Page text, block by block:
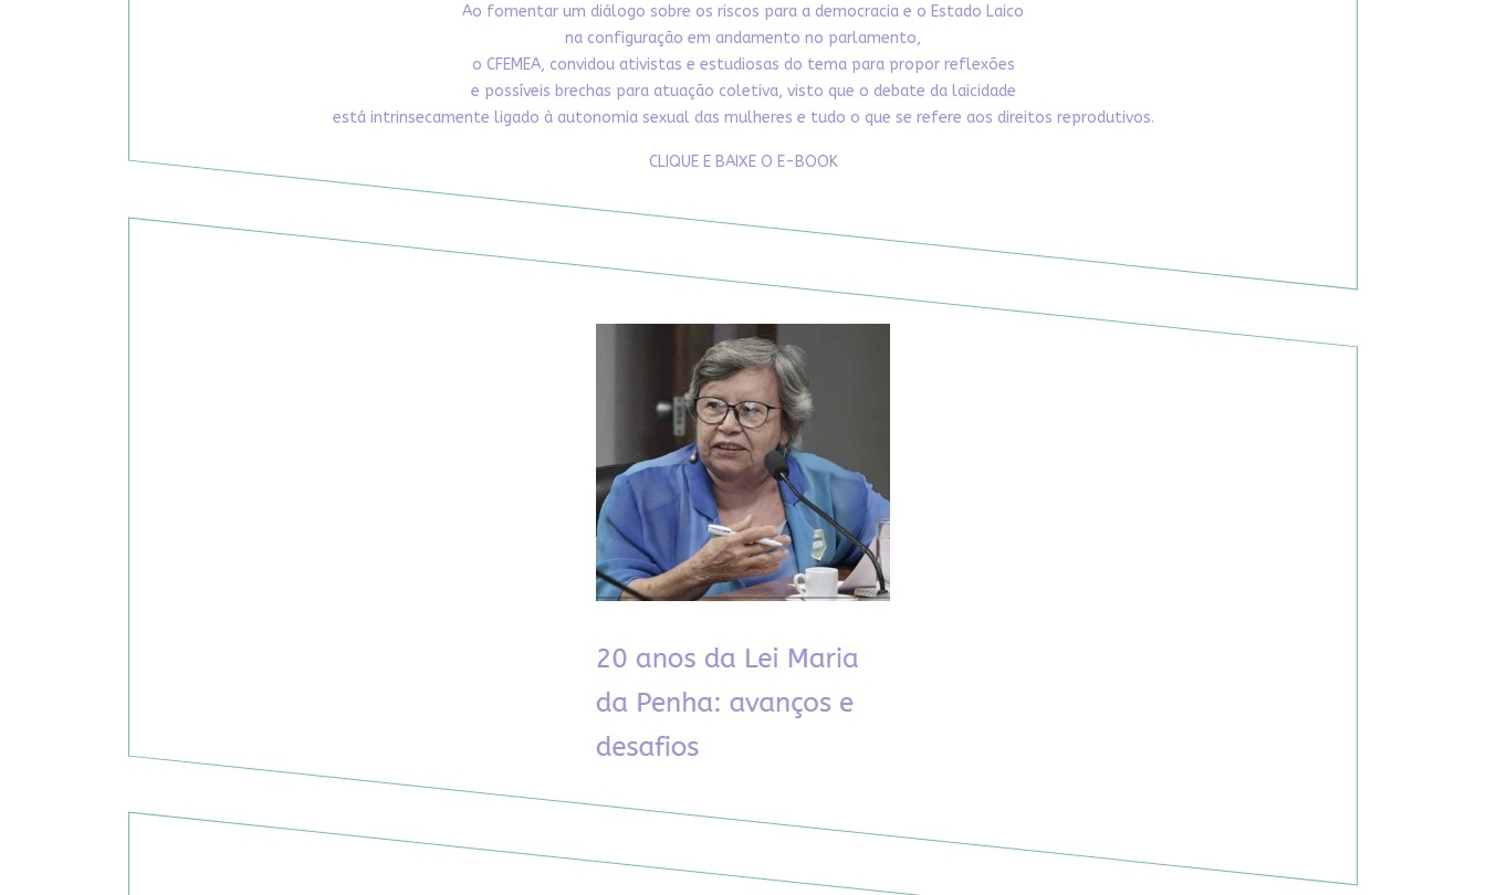
Ao fomentar um diálogo sobre os riscos para a democracia e o Estado Laico
na configuração em andamento no parlamento,
o CFEMEA, convidou ativistas e estudiosas do tema para propor reflexões
e possíveis brechas para atuação coletiva, visto que o debate da laicidade
está intrinsecamente ligado à autonomia sexual das mulheres e tudo o que se refere aos direitos reprodutivos.
CLIQUE E BAIXE O E-BOOK